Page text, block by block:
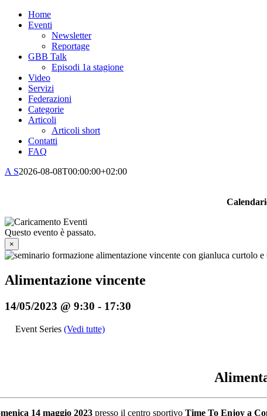
Home
Eventi
Newsletter
Reportage
GBB Talk
Episodi 1a stagione
Video
Servizi
Federazioni
Categorie
Articoli
Articoli short
Contatti
FAQ
A S2026-08-08T00:00:00+02:00
Questo evento è passato.
×
Alimentazione vincente
14/05/2023 @ 9:30 - 17:30
Event Series (Vedi tutte)
14 maggio 2023 presso il centro sportivoTime To Enjoy a